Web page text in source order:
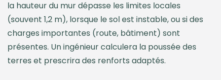
la hauteur du mur dépasse les limites locales
(souvent 1,2 m), lorsque le sol est instable, ou si des
charges importantes (route, bâtiment) sont
présentes. Un ingénieur calculera la poussée des
terres et prescrira des renforts adaptés.